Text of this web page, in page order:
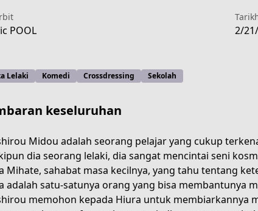
4542-b7b1-74db4fab2d72
POOL 2/
Lelaki Komedi Crossdressing Sekolah
keseluruhan
Midou adalah seorang pelajar yang cukup
dia seorang lelaki, dia sangat mencintai seni
Mihate, sahabat masa kecilnya, yang tahu tentang
adalah satu-satunya orang yang bisa membantunya
memohon kepada Hiura untuk membiarkannya